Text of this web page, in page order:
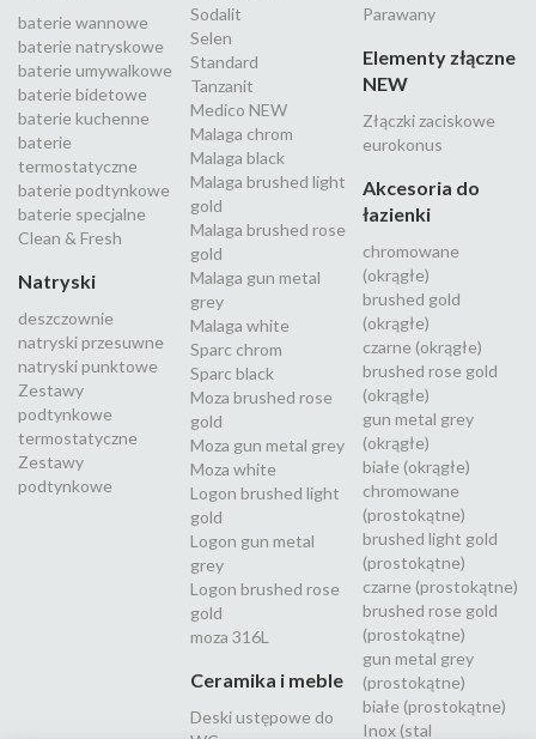
baterie wannowe
baterie natryskowe
baterie umywalkowe
baterie bidetowe
baterie kuchenne
baterie
termostatyczne
baterie podtynkowe
baterie specjalne
Clean & Fresh
Natryski
deszczownie
natryski przesuwne
natryski punktowe
Zestawy
podtynkowe
termostatyczne
Zestawy
podtynkowe
Sodalit
Selen
Standard
Tanzanit
Medico NEW
Malaga chrom
Malaga black
Malaga brushed light
gold
Malaga brushed rose
gold
Malaga gun metal
grey
Malaga white
Sparc chrom
Sparc black
Moza brushed rose
gold
Moza gun metal grey
Moza white
Logon brushed light
gold
Logon gun metal
grey
Logon brushed rose
gold
moza 316L
Ceramika i meble
Deski ustępowe do
Parawany
Elementy złączne
NEW
Złączki zaciskowe
eurokonus
Akcesoria do
łazienki
chromowane
(okrągłe)
brushed gold
(okrągłe)
czarne (okrągłe)
brushed rose gold
(okrągłe)
gun metal grey
(okrągłe)
białe (okrągłe)
chromowane
(prostokątne)
brushed light gold
(prostokątne)
czarne (prostokątne)
brushed rose gold
(prostokątne)
gun metal grey
(prostokątne)
białe (prostokątne)
Inox (stal